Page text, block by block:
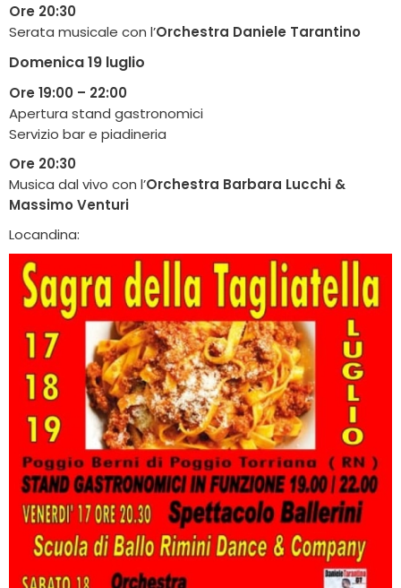
Ore 20:30
Serata musicale con l’Orchestra Daniele Tarantino
Domenica 19 luglio
Ore 19:00 – 22:00
Apertura stand gastronomici
Servizio bar e piadineria
Ore 20:30
Musica dal vivo con l’Orchestra Barbara Lucchi &
Massimo Venturi
Locandina: